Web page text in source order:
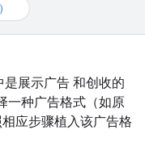
是展示广告 和创收的
一种广告格式（如原
应步骤植入该广告格